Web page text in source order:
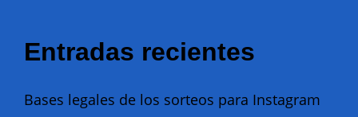
Entradas recientes
Bases legales de los sorteos para Instagram